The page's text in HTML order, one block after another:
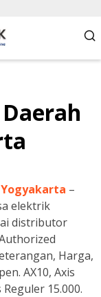
–
elektrik
distributor
Harga,
AX10, Axis
Reguler 15.000.